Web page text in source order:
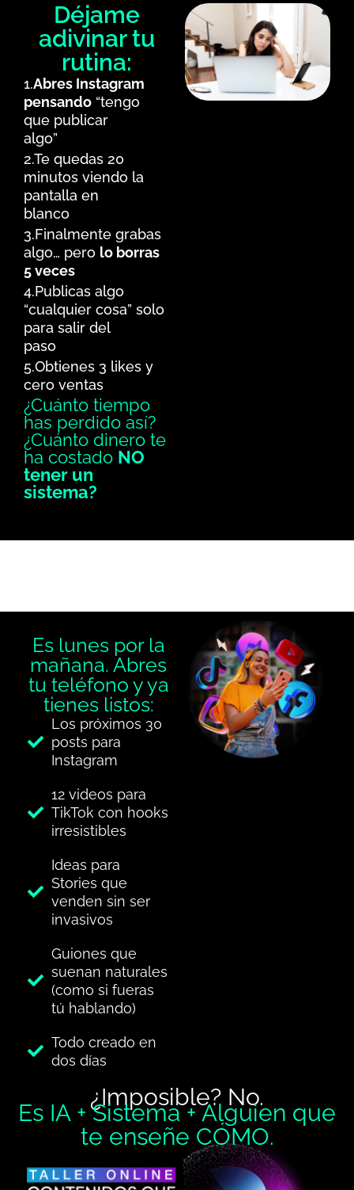
Déjame
adivinar tu
rutina:
1.Abres Instagram
pensando “tengo
que publicar
algo”
2.Te quedas 20
minutos viendo la
pantalla en
blanco
3.Finalmente grabas
algo… pero lo borras
5 veces
4.Publicas algo
“cualquier cosa” solo
para salir del
paso
5.Obtienes 3 likes y
cero ventas
¿Cuánto tiempo
has perdido así?
¿Cuánto dinero te
ha costado NO
tener un
sistema?
Es lunes por la
mañana. Abres
tu teléfono y ya
tienes listos:
Los próximos 30
posts para
Instagram
12 videos para
TikTok con hooks
irresistibles
Ideas para
Stories que
venden sin ser
invasivos
Guiones que
suenan naturales
(como si fueras
tú hablando)
Todo creado en
dos días
¿Imposible? No.
Es IA + Sistema + Alguien que
te enseñe CÓMO.